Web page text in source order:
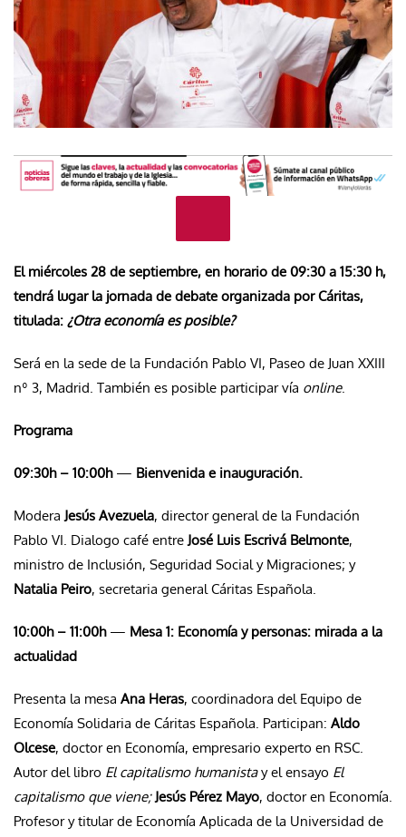
El miércoles 28 de septiembre, en horario de 09:30 a 15:30 h,
tendrá lugar la jornada de debate organizada por Cáritas,
titulada: ¿Otra economía es posible?
Será en la sede de la Fundación Pablo VI, Paseo de Juan XXIII
nº 3, Madrid. También es posible participar vía online.
Programa
09:30h – 10:00h — Bienvenida e inauguración.
ModeraJesús Avezuela, director general de la Fundación
Pablo VI. Dialogo café entreJosé Luis Escrivá Belmonte,
ministro de Inclusión, Seguridad Social y Migraciones; y
Natalia Peiro, secretaria general Cáritas Española.
10:00h – 11:00h — Mesa 1: Economía y personas: mirada a la
actualidad
Presenta la mesa Ana Heras, coordinadora del Equipo de
Economía Solidaria de Cáritas Española. Participan: Aldo
Olcese, doctor en Economía, empresario experto en RSC.
Autor del libro El capitalismo humanistay el ensayo El
capitalismo que viene; Jesús Pérez Mayo, doctor en Economía.
Profesor y titular de Economía Aplicada de la Universidad de